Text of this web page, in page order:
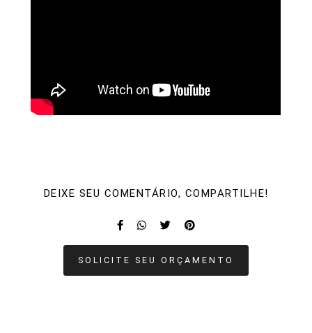
DEIXE SEU COMENTÁRIO, COMPARTILHE!
SOLICITE SEU ORÇAMENTO